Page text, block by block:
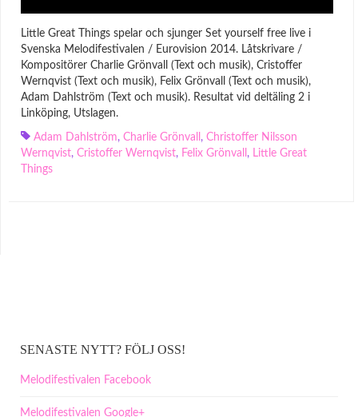
Little Great Things spelar och sjunger Set yourself free live i
Svenska Melodifestivalen / Eurovision 2014. Låtskrivare /
Kompositörer Charlie Grönvall (Text och musik), Cristoffer
Wernqvist (Text och musik), Felix Grönvall (Text och musik),
Adam Dahlström (Text och musik). Resultat vid deltäling 2 i
Linköping, Utslagen.
Adam Dahlström, Charlie Grönvall , Christoffer Nilsson
Wernqvist, Cristoffer Wernqvist, Felix Grönvall , Little Great
Things
SENASTE NYTT? FÖLJ OSS!
Melodifestivalen Facebook
Melodifestivalen Google+